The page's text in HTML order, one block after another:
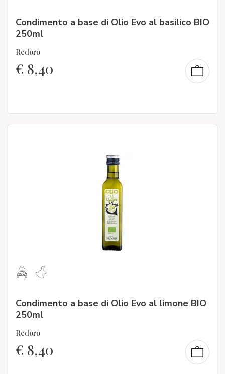
Condimento a base di Olio Evo al basilico BIO
250ml
Redoro
€ 8,40
Condimento a base di Olio Evo al limone BIO
250ml
Redoro
€ 8,40